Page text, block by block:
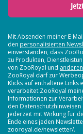
Mit Absenden meiner E-
den personalisierten
einverstanden, dass
zu Produkten,
von ZooRoyal und
ZooRoyal darf zur
Klicks auf enthaltene Links
verarbeitet ZooRoyal
Informationen zur
den
jederzeit mit Wirkung für
Ende eines jeden
zooroyal.de/newsletter/.